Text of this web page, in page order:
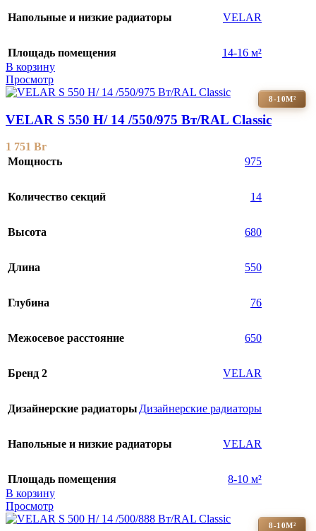
Напольные и низкие радиаторы VELAR
Площадь помещения
14-16 м²
В корзину
Просмотр
8-10М²
VELAR S 550 H/ 14 /550/975 Вт/RAL Classic
1 751 Br
Мощность
975
Количество секций 14
Высота 680
Длина 550
Глубина 76
Межосевое расстояние 650
Бренд 2 VELAR
Дизайнерские радиаторыДизайнерские радиаторы
Напольные и низкие радиаторы VELAR
Площадь помещения
8-10 м²
В корзину
Просмотр
8-10М²